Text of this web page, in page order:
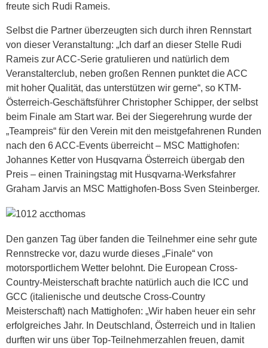
freute sich Rudi Rameis.
Selbst die Partner überzeugten sich durch ihren Rennstart
von dieser Veranstaltung: „Ich darf an dieser Stelle Rudi
Rameis zur ACC-Serie gratulieren und natürlich dem
Veranstalterclub, neben großen Rennen punktet die ACC
mit hoher Qualität, das unterstützen wir gerne“, so KTM-
Österreich-Geschäftsführer Christopher Schipper, der selbst
beim Finale am Start war. Bei der Siegerehrung wurde der
„Teampreis“ für den Verein mit den meistgefahrenen Runden
nach den 6 ACC-Events überreicht – MSC Mattighofen:
Johannes Ketter von Husqvarna Österreich übergab den
Preis – einen Trainingstag mit Husqvarna-Werksfahrer
Graham Jarvis an MSC Mattighofen-Boss Sven Steinberger.
Den ganzen Tag über fanden die Teilnehmer eine sehr gute
Rennstrecke vor, dazu wurde dieses „Finale“ von
motorsportlichem Wetter belohnt. Die European Cross-
Country-Meisterschaft brachte natürlich auch die ICC und
GCC (italienische und deutsche Cross-Country
Meisterschaft) nach Mattighofen: „Wir haben heuer ein sehr
erfolgreiches Jahr. In Deutschland, Österreich und in Italien
durften wir uns über Top-Teilnehmerzahlen freuen, damit